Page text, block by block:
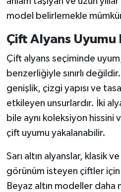
model belirlemekle
Çift Alyans Uyumu
Çift alyans seçiminde
benzerliğiyle sınırlı
genişlik, çizgi yapısı ve
etkileyen unsurlardır. İki
bile aynı koleksiyon hissini
çift uyumu yakalanabilir.
Sarı altın alyanslar, klasik
görünüm isteyen çiftler
Beyaz altın modeller